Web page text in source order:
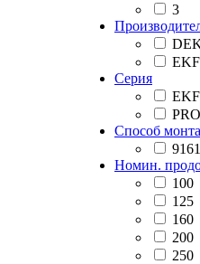
3
EKF
Серия
EKF
Способ
Номин.
100
125
160
200
250